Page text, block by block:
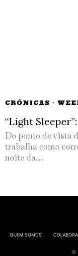
CRÓNICAS ·
“Light
Do ponto de vista
trabalha como
noite da…
QUEM SOMOS
©